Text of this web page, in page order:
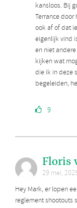
kansloos. Bij
Terrance door
ook af of dat
eigenlijk vind
en niet
kijken wat
die ik in deze
begeleiden,
9
Floris
29 mei,
Hey Mark, er lopen
reglement shootouts